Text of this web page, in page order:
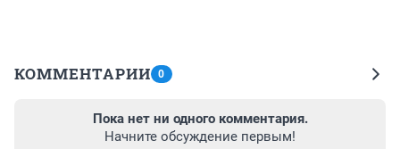
КОММЕНТАРИИ 0
Пока нет ни одного комментария.
Начните обсуждение первым!